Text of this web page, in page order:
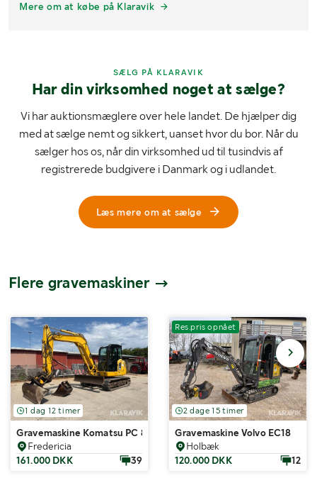
Mere om at købe på Klaravik
SÆLG PÅ KLARAVIK
Har din virksomhed noget at sælge?
Vi har auktionsmæglere over hele landet. De hjælper dig
med at sælge nemt og sikkert, uanset hvor du bor. Når du
sælger hos os, når din virksomhed ud til tusindvis af
registrerede budgivere i Danmark og i udlandet.
Læs mere om at sælge
Flere gravemaskiner
1 dag 12 timer
Gravemaskine Komatsu PC 80MR-5
Fredericia
161.000 DKK
39
Res.pris opnået
2 dage 15 timer
Gravemaskine Volvo EC18
Holbæk
120.000 DKK
12